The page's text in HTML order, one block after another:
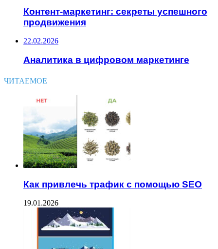
Контент-маркетинг: секреты успешного
продвижения
22.02.2026
Аналитика в цифровом маркетинге
ЧИТАЕМОЕ
Как привлечь трафик с помощью SEO
19.01.2026